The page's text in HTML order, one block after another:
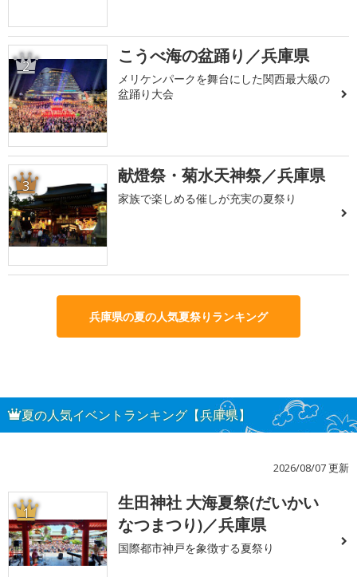
2 こうべ海の盆踊り／兵庫県
メリケンパークを舞台にした関西最大級の
盆踊り大会
3 献燈祭・菊水天神祭／兵庫県
家族で楽しめる催しが充実の夏祭り
兵庫県の夏の人気夏祭りランキング
夏の人気イベントランキング【兵庫県】
2026/08/07 更新
1
生田神社 大海夏祭(だいかい
なつまつり)／兵庫県
国際都市神戸を象徴する夏祭り